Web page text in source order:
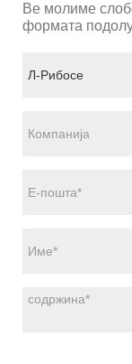
Ве молиме
формата